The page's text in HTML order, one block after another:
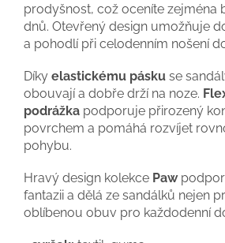
prodyšnost, což oceníte zejména
dnů. Otevřený design umožňuje
a pohodlí při celodenním nošení
Díky elastickému pásku se
obouvají a dobře drží na noze.
podrážka podporuje přirozený
povrchem a pomáhá rozvíjet
pohybu.
Hravý design kolekce Paw
fantazii a dělá ze sandálků nejen
oblíbenou obuv pro každodenní